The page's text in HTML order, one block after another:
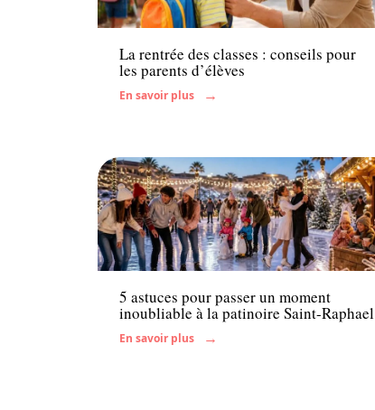
Parents
La rentrée des classes : conseils pour
les parents d’élèves
En savoir plus
Famille
5 astuces pour passer un moment
inoubliable à la patinoire Saint-Raphael
En savoir plus